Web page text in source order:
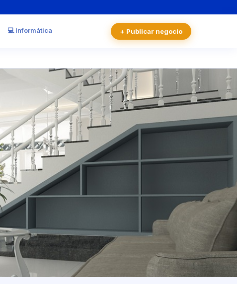
💻 Informática + Publicar negocio